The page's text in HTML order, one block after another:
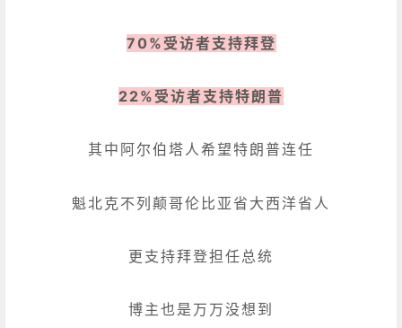
70%受访者支持拜登
22%受访者支持特朗普
其中阿尔伯塔人希望特朗普连任
魁北克不列颠哥伦比亚省大西洋省人
更支持拜登担任总统
博主也是万万没想到